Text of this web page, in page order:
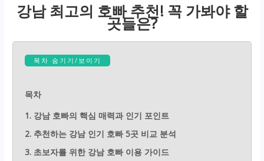
강남 최고의 호빠 추천! 꼭 가봐야 할
곳들은?
목차 숨기기/보이기
목차
1. 강남 호빠의 핵심 매력과 인기 포인트
2. 추천하는 강남 인기 호빠 5곳 비교 분석
3. 초보자를 위한 강남 호빠 이용 가이드